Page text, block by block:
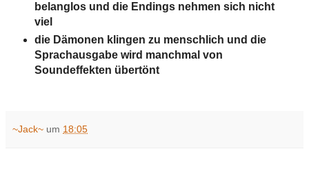
belanglos und die Endings nehmen sich nicht
viel
die Dämonen klingen zu menschlich und die
Sprachausgabe wird manchmal von
Soundeffekten übertönt
~Jack~ um 18:05